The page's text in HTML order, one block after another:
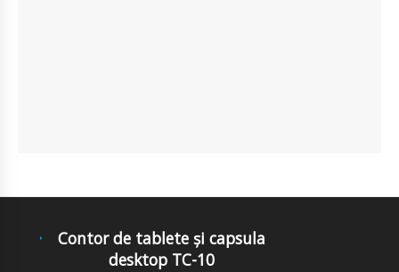
Contor de tablete și capsula
desktop TC-10